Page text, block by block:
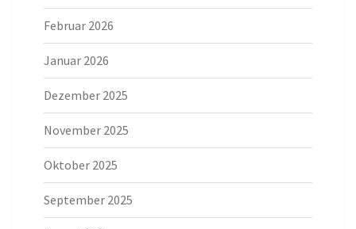
Februar 2026
Januar 2026
Dezember 2025
November 2025
Oktober 2025
September 2025